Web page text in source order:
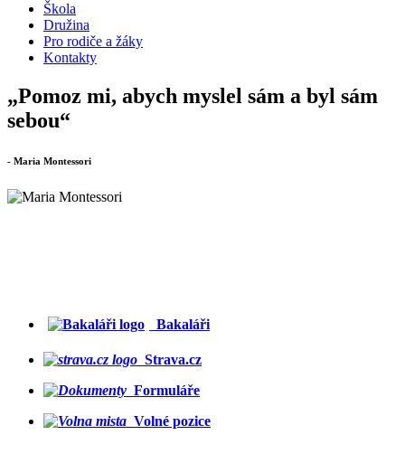
Škola
Družina
Pro rodiče a žáky
Kontakty
„Pomoz mi, abych myslel sám a byl sám
sebou“
- Maria Montessori
Bakaláři
Strava.cz
Formuláře
Volné pozice